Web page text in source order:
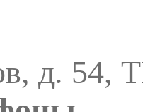
д. 54,